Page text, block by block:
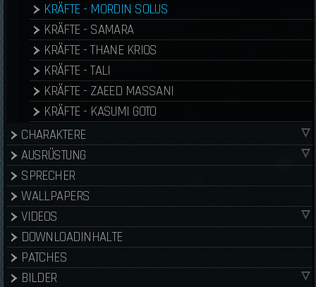
KRÄFTE - MORDIN SOLUS
KRÄFTE - SAMARA
KRÄFTE - THANE KRIOS
KRÄFTE - TALI
KRÄFTE - ZAEED MASSANI
KRÄFTE - KASUMI GOTO
CHARAKTERE
AUSRÜSTUNG
SPRECHER
WALLPAPERS
VIDEOS
DOWNLOADINHALTE
PATCHES
BILDER